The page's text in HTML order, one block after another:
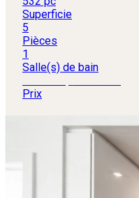
Superficie
5
Pièces
1
Salle(s) de bain
Prix